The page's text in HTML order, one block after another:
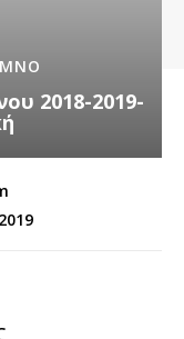
2018-2019-